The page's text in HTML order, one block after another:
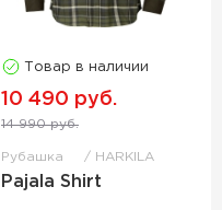
Товар в наличии
10 490 руб.
14 990 руб.
Рубашка HARKILA
Pajala Shirt